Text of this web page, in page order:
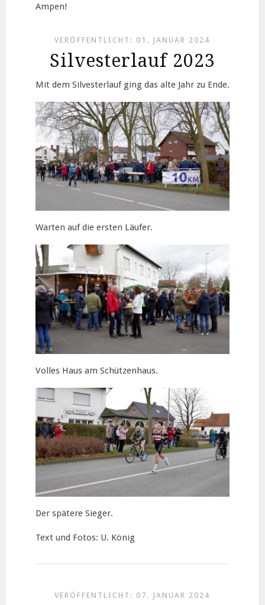
Ampen!
VERÖFFENTLICHT: 01. JANUAR 2024
Silvesterlauf 2023
Mit dem Silvesterlauf ging das alte Jahr zu Ende.
Warten auf die ersten Läufer.
Volles Haus am Schützenhaus.
Der spätere Sieger.
Text und Fotos: U. König
VERÖFFENTLICHT: 07. JANUAR 2024